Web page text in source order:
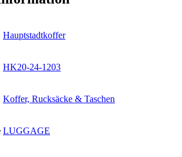
Hauptstadtkoffer
HK20-24-1203
Koffer, Rucksäcke & Taschen
LUGGAGE